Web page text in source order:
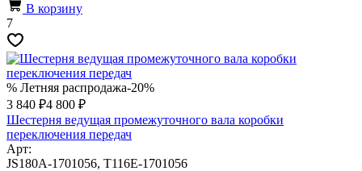
В корзину
7
% Летняя распродажа-20%
3 840 ₽4 800 ₽
Шестерня ведущая промежуточного вала коробки
переключения передач
Арт:
JS180A-1701056, T116E-1701056